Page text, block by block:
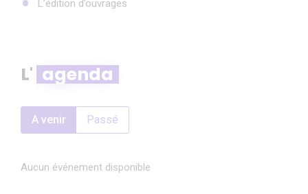
L’édition d’ouvrages
L' agenda
A venir Passé
Aucun événement disponible